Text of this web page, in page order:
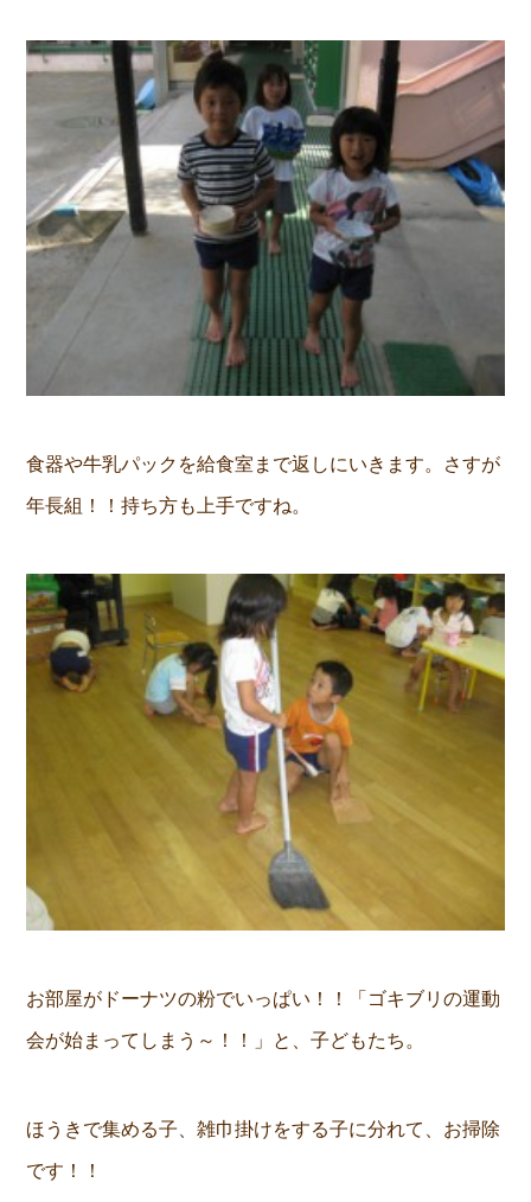
食器や牛乳パックを給食室まで返しにいきます。さすが
年長組！！持ち方も上手ですね。
お部屋がドーナツの粉でいっぱい！！「ゴキブリの運動
会が始まってしまう～！！」と、子どもたち。
ほうきで集める子、雑巾掛けをする子に分れて、お掃除
です！！